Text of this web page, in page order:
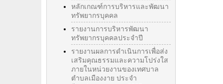
หลักเกณฑ์การบริหารและพัฒนา
ทรัพยากรบุคคล
รายงานการบริหารพัฒนา
ทรัพยากรบุคคลประจำปี
รายงานผลการดำเนินการเพื่อส่ง
เสริมคุณธรรมและความโปร่งใส
ภายในหน่วยงานของเทศบาล
ตำบลเมืองงาย ประจำ